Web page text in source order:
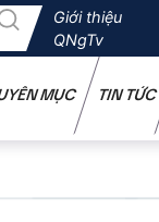
Giới thiệu
QNgTv
MỤC TIN TỨC